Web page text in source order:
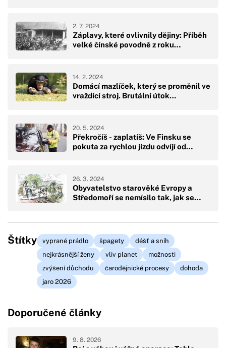
Záplavy, které ovlivnily dějiny: Příběh
velké čínské povodně z roku…
2. 7. 2024
Domácí mazlíček, který se proměnil ve
vraždící stroj. Brutální útok…
14. 2. 2024
Překročíš - zaplatíš: Ve Finsku se
pokuta za rychlou jízdu odvíjí od…
20. 5. 2024
Obyvatelstvo starověké Evropy a
Středomoří se nemísilo tak, jak se…
26. 3. 2024
Štítky vyprané prádlo špagety
déšť a sníh
nejkrásnější ženy
vliv planet
možnosti
zvýšení důchodu
čarodějnické procesy
dohoda
jaro 2026
Doporučené články
9. 8. 2026